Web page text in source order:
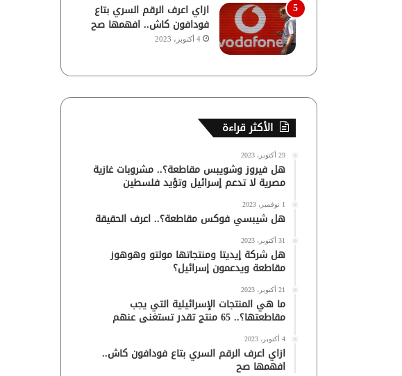
ازاي اعرف الرقم السري بتاع
فودافون كاش.. افهمها صح
4 أكتوبر، 2023
الأكثر قراءة
29 أكتوبر، 2023
هل فيروز وشويبس مقاطعة؟.. مشروبات غازية
مصرية لا تدعم إسرائيل وتؤيد فلسطين
1 نوفمبر، 2023
هل شيبسي فوكس مقاطعة؟.. اعرف الحقيقة
31 أكتوبر، 2023
هل شركة إيديتا ومنتجاتها مولتو وهوهوز
مقاطعة ويدعمون إسرائيل؟
21 أكتوبر، 2023
ما هي المنتجات الإسرائيلية التي يجب
مقاطعتها؟.. 65 منتج تقدر تستغنى عنهم
4 أكتوبر، 2023
ازاي اعرف الرقم السري بتاع فودافون كاش..
افهمها صح